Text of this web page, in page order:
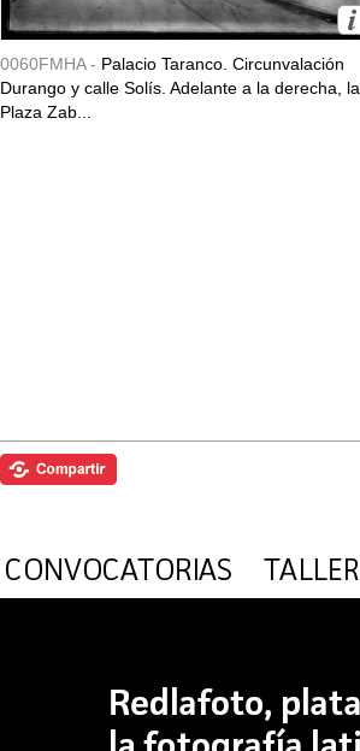
0060FMHA - Palacio Taranco. Circunvalación
Durango y calle Solís. Adelante a la derecha, la
Plaza Zab...